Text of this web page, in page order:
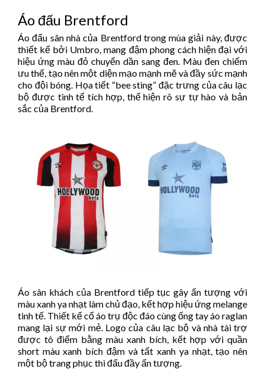
Áo đấu Brentford
Áo đấu sân nhà của Brentford trong mùa giải này, được
thiết kế bởi Umbro, mang đậm phong cách hiện đại với
hiệu ứng màu đỏ chuyển dần sang đen. Màu đen chiếm
ưu thế, tạo nên một diện mạo mạnh mẽ và đầy sức mạnh
cho đội bóng. Họa tiết “bee sting” đặc trưng của câu lạc
bộ được tinh tế tích hợp, thể hiện rõ sự tự hào và bản
sắc của Brentford.
Áo sân khách của Brentford tiếp tục gây ấn tượng với
màu xanh ya nhạt làm chủ đạo, kết hợp hiệu ứng melange
tinh tế. Thiết kế cổ áo trụ độc đáo cùng ống tay áo raglan
mang lại sự mới mẻ. Logo của câu lạc bộ và nhà tài trợ
được tô điểm bằng màu xanh bích, kết hợp với quần
short màu xanh bích đậm và tất xanh ya nhạt, tạo nên
một bộ trang phục thi đấu đầy ấn tượng.